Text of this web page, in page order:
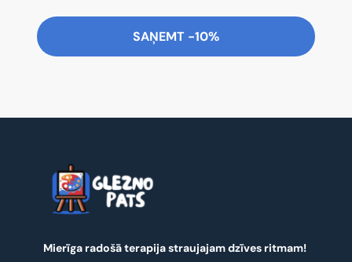
SAŅEMT -10%
Mierīga radošā terapija straujajam dzīves ritmam!